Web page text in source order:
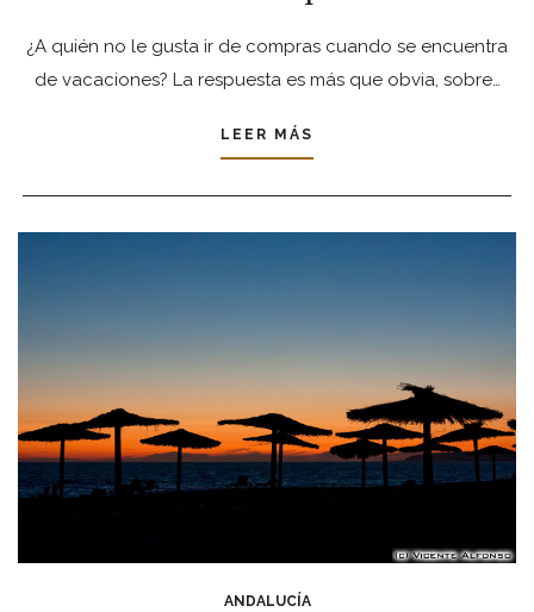
¿A quién no le gusta ir de compras cuando se encuentra
de vacaciones? La respuesta es más que obvia, sobre…
LEER MÁS
ANDALUCÍA